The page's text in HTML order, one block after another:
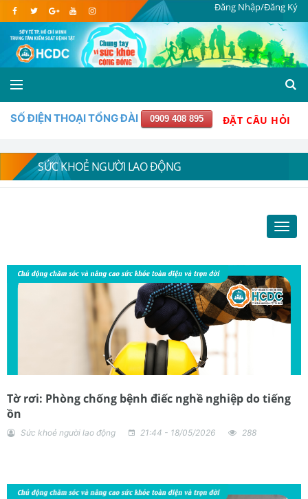
Đăng Nhập/Đăng Ký
SỐ ĐIỆN THOẠI TỔNG ĐÀI 0909 408 895 ĐẶT CÂU HỎI
SỨC KHOẺ NGƯỜI LAO ĐỘNG
Tờ rơi: Phòng chống bệnh điếc nghề nghiệp do tiếng
ồn
Sức khoẻ người lao động 21:44 - 18/05/2026 288